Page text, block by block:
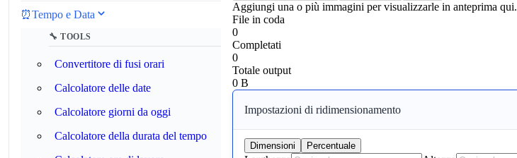
⏰Tempo e Data
🔧 TOOLS
Convertitore di fusi orari
Calcolatore delle date
Calcolatore giorni da oggi
Calcolatore della durata del tempo
Aggiungi una o più immagini per visualizzarle in anteprima qui.
File in coda
0
Completati
0
Totale output
0 B
Impostazioni di ridimensionamento
Dimensioni Percentuale